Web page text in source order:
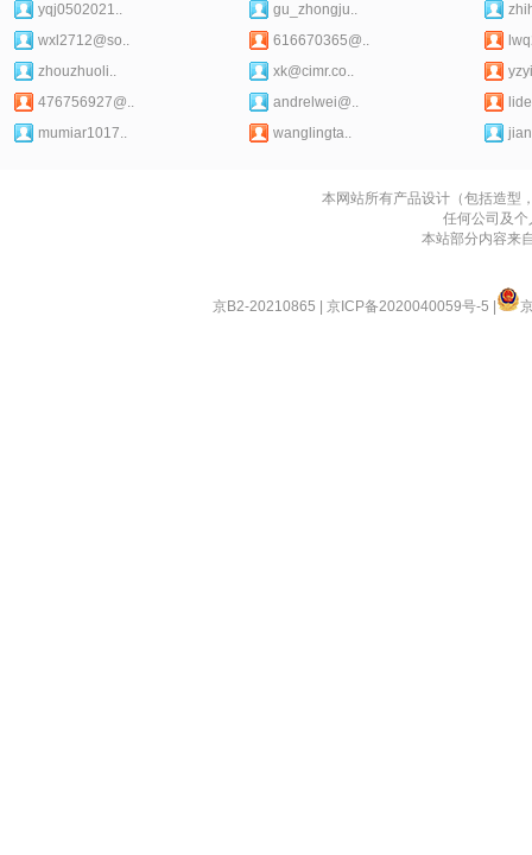
yqj0502021..
gu_zhongju..
wxl2712@so..
616670365@..
zhouzhuoli..
xk@cimr.co..
476756927@..
andrelwei@..
mumiar1017..
wanglingta..
本网站所有产品设计（包括造型
任何公司及
本站部分内容来
京B2-20210865 京ICP备2020040059号-5